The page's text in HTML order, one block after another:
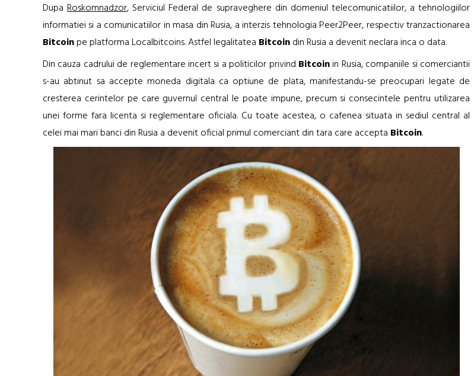
DupaRoskomnadzor, Serviciul Federal de supraveghere din domeniul telecomunicatiilor, a tehnologiilor
informatiei si a comunicatiilor in masa din Rusia, a interzis tehnologia Peer2Peer, respectiv tranzactionarea
Bitcoinpe platforma Localbitcoins. Astfel legalitatea Bitcoindin Rusia a devenit neclara inca o data.
Din cauza cadrului de reglementare incert si a politicilor privind Bitcoinin Rusia, companiile si comerciantii
s-au abtinut sa accepte moneda digitala ca optiune de plata, manifestandu-se preocupari legate de
cresterea cerintelor pe care guvernul central le poate impune, precum si consecintele pentru utilizarea
unei forme fara licenta si reglementare oficiala. Cu toate acestea, o cafenea situata in sediul central al
celei mai mari banci din Rusia a devenit oficial primul comerciant din tara care accepta Bitcoin.